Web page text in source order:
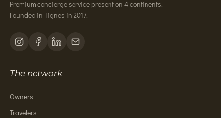
Premium concierge service present on 4 continents.
Founded in Tignes in 2017.
The network
Owners
Travelers